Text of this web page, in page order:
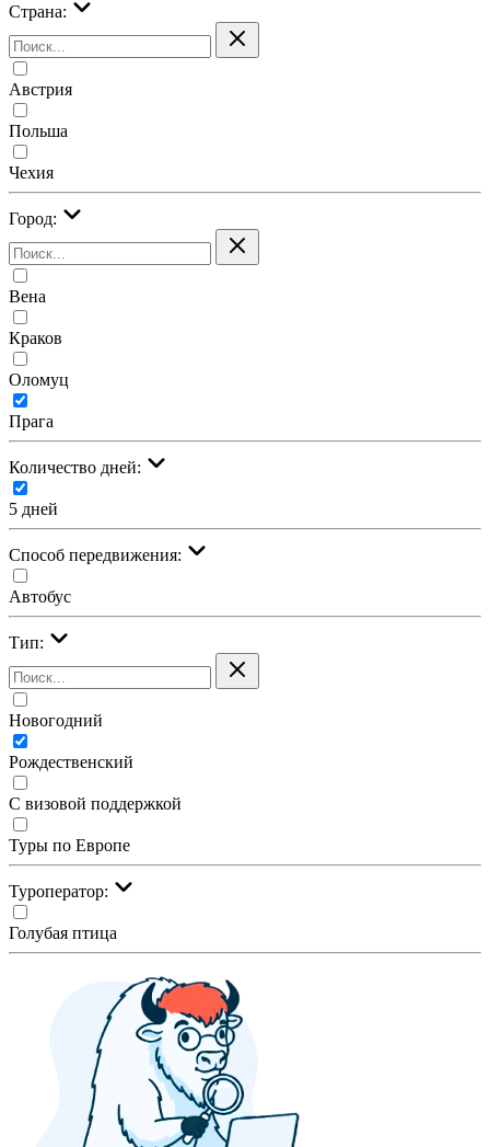
Страна:
Австрия
Польша
Чехия
Город:
Вена
Краков
Оломуц
Прага
Количество дней:
5 дней
Cпособ передвижения:
Автобус
Тип:
Новогодний
Рождественский
С визовой поддержкой
Туры по Европе
Туроператор:
Голубая птица